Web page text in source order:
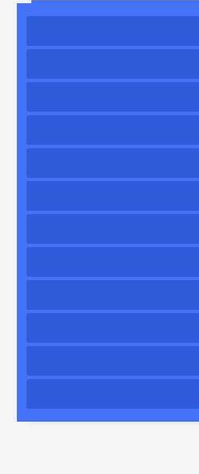
فصل ۱۷
منتشر شد
منتشر شد